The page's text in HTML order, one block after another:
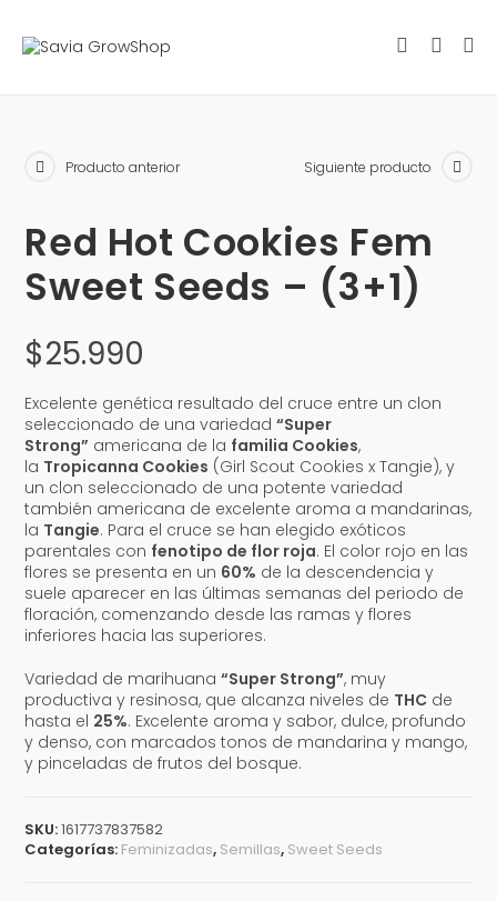
Producto anterior Siguiente producto
Red Hot Cookies Fem
Sweet Seeds – (3+1)
$25.990
Excelente genética resultado del cruce entre un clon
seleccionado de una variedad“Super
Strong” americana de la familia Cookies,
la Tropicanna Cookies (Girl Scout Cookies x Tangie), y
un clon seleccionado de una potente variedad
también americana de excelente aroma a mandarinas,
la Tangie. Para el cruce se han elegido exóticos
parentales con fenotipo de flor roja. El color rojo en las
flores se presenta en un 60% de la descendencia y
suele aparecer en las últimas semanas del periodo de
floración, comenzando desde las ramas y flores
inferiores hacia las superiores.
Variedad de marihuana“Super Strong”, muy
productiva y resinosa, que alcanza niveles de THC de
hasta el 25%. Excelente aroma y sabor, dulce, profundo
y denso, con marcados tonos de mandarina y mango,
y pinceladas de frutos del bosque.
SKU:1617737837582
Categorías: Feminizadas, Semillas, Sweet Seeds